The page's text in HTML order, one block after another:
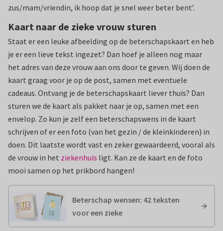
zus/mam/vriendin, ik hoop dat je snel weer beter bent’.
Kaart naar de zieke vrouw sturen
Staat er een leuke afbeelding op de beterschapskaart en heb
je er een lieve tekst ingezet? Dan hoef je alleen nog maar
het adres van deze vrouw aan ons door te geven. Wij doen de
kaart graag voor je op de post, samen met eventuele
cadeaus. Ontvang je de beterschapskaart liever thuis? Dan
sturen we de kaart als pakket naar je op, samen met een
envelop. Zo kun je zelf een beterschapswens in de kaart
schrijven of er een foto (van het gezin / de kleinkinderen) in
doen. Dit laatste wordt vast en zeker gewaardeerd, vooral als
de vrouw in het ziekenhuis ligt. Kan ze de kaart en de foto
mooi samen op het prikbord hangen!
Beterschap wensen: 42 teksten
voor een zieke